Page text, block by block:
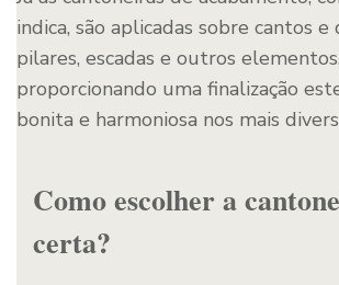
indica, são aplicadas sobre cantos e
pilares, escadas e outros elementos,
proporcionando uma finalização
bonita e harmoniosa nos mais
Como escolher a
certa?